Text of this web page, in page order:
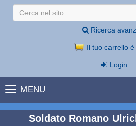
Ricerca
Il tuo carrello
Login
MENU
Soldato Romano